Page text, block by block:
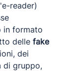
reader)
in formato
delle fake
dei
di gruppo,